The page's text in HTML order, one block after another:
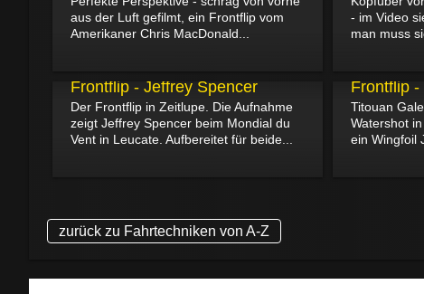
aus der Luft gefilmt, ein Frontflip vom
Amerikaner Chris MacDonald...
- im Video
man muss
Frontflip - Jeffrey Spencer
Der Frontflip in Zeitlupe. Die Aufnahme
zeigt Jeffrey Spencer beim Mondial du
Vent in Leucate. Aufbereitet für beide...
Frontflip -
Titouan
Watershot
ein Wingfoil
zurück zu Fahrtechniken von A-Z